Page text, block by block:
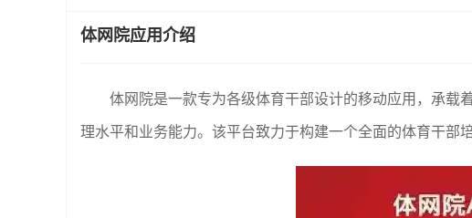
体网院应用介绍
体网院是一款专为各级体育干部设计的移动应用，承载
理水平和业务能力。该平台致力于构建一个全面的体育干部